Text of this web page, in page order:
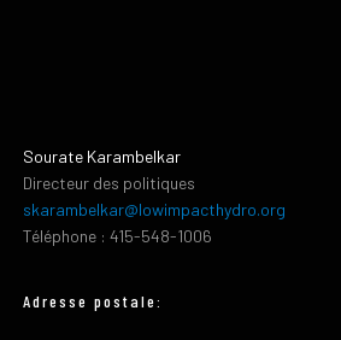
Sourate Karambelkar
Directeur des politiques
skarambelkar@lowimpacthydro.org
Téléphone : 415-548-1006
Adresse postale: